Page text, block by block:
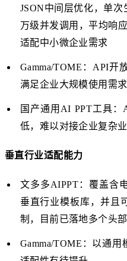
JSON中间层优化，单次
万级并发调用，平均响
适配中小微企业需求
Gamma/TOME：API开
满足企业大规模使用需求
国产通用AI PPT工具
低，难以对接企业复杂
垂直行业适配能力
文多多AIPPT：覆盖含
垂直行业模板库，并且
制，目前已落地多个头
Gamma/TOME：以通